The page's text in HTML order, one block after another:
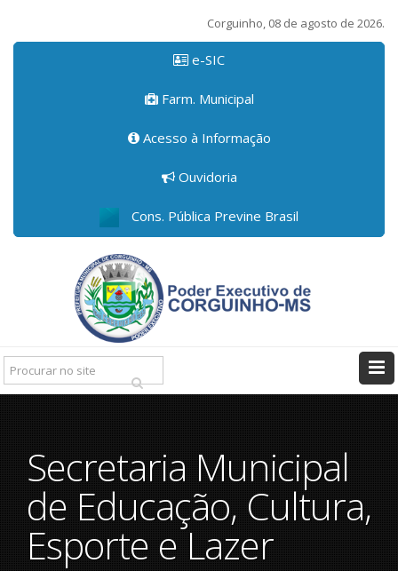
Corguinho, 08 de agosto de 2026.
e-SIC
Farm. Municipal
Acesso à Informação
Ouvidoria
Cons. Pública Previne Brasil
Pesquisar:
Secretaria Municipal
de Educação, Cultura,
Esporte e Lazer